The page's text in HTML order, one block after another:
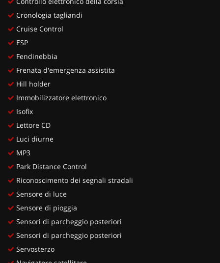
Cronologia tagliandi
Cruise Control
ESP
Fendinebbia
Frenata d'emergenza assistita
Hill holder
Immobilizzatore elettronico
Isofix
Lettore CD
Luci diurne
MP3
Park Distance Control
Riconoscimento dei segnali stradali
Sensore di luce
Sensore di pioggia
Sensori di parcheggio posteriori
Sensori di parcheggio posteriori
Servosterzo